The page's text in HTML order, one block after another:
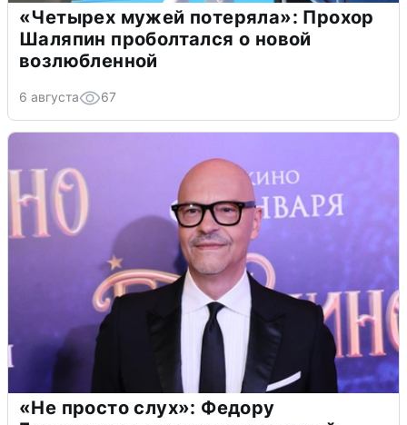
«Четырех мужей потеряла»: Прохор
Шаляпин проболтался о новой
возлюбленной
6 августа 67
«Не просто слух»: Федору